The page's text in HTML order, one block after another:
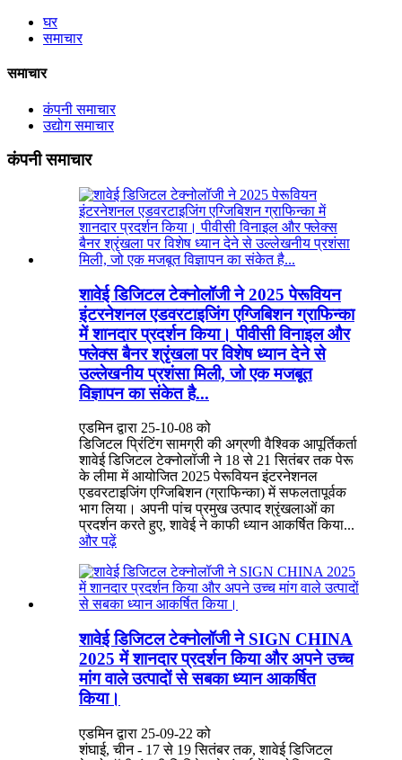
घर
समाचार
समाचार
कंपनी समाचार
उद्योग समाचार
कंपनी समाचार
शावेई डिजिटल टेक्नोलॉजी ने 2025 पेरूवियन
इंटरनेशनल एडवरटाइजिंग एग्जिबिशन ग्राफिन्का
में शानदार प्रदर्शन किया। पीवीसी विनाइल और
फ्लेक्स बैनर श्रृंखला पर विशेष ध्यान देने से
उल्लेखनीय प्रशंसा मिली, जो एक मजबूत
विज्ञापन का संकेत है...
एडमिन द्वारा 25-10-08 को
डिजिटल प्रिंटिंग सामग्री की अग्रणी वैश्विक आपूर्तिकर्ता
शावेई डिजिटल टेक्नोलॉजी ने 18 से 21 सितंबर तक पेरू
के लीमा में आयोजित 2025 पेरूवियन इंटरनेशनल
एडवरटाइजिंग एग्जिबिशन (ग्राफिन्का) में सफलतापूर्वक
भाग लिया। अपनी पांच प्रमुख उत्पाद श्रृंखलाओं का
प्रदर्शन करते हुए, शावेई ने काफी ध्यान आकर्षित किया...
और पढ़ें
शावेई डिजिटल टेक्नोलॉजी ने SIGN CHINA
2025 में शानदार प्रदर्शन किया और अपने उच्च
मांग वाले उत्पादों से सबका ध्यान आकर्षित
किया।
एडमिन द्वारा 25-09-22 को
शंघाई, चीन - 17 से 19 सितंबर तक, शावेई डिजिटल